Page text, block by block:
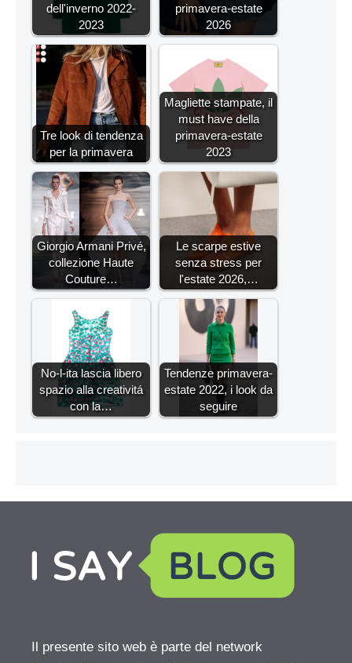
dell'inverno 2022-
2023
primavera-estate
2026
Tre look di tendenza
per la primavera
Magliette stampate, il
must have della
primavera-estate
2023
Giorgio Armani Privé,
collezione Haute
Couture…
Le scarpe estive
senza stress per
l'estate 2026,…
No-l-ita lascia libero
spazio alla creativitá
con la…
Tendenze primavera-
estate 2022, i look da
seguire
Il presente sito web è parte del network